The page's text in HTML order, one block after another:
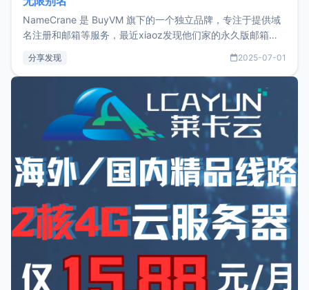
NameCrane 是 BuyVM 旗下的一个独立品牌，专注于提供域
名注册和邮箱等服务，最近xiaoz发现他们家的永久版邮箱服
又实惠的域名邮箱，不妨尝试一下 NameCrane。注册
NameCraneNameCrane不支持直接注册，必须要购买
分享发现 2025-07-01